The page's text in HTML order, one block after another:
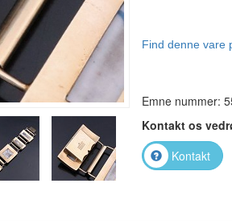
Find denne vare
Emne nummer:
Kontakt os
Kontakt